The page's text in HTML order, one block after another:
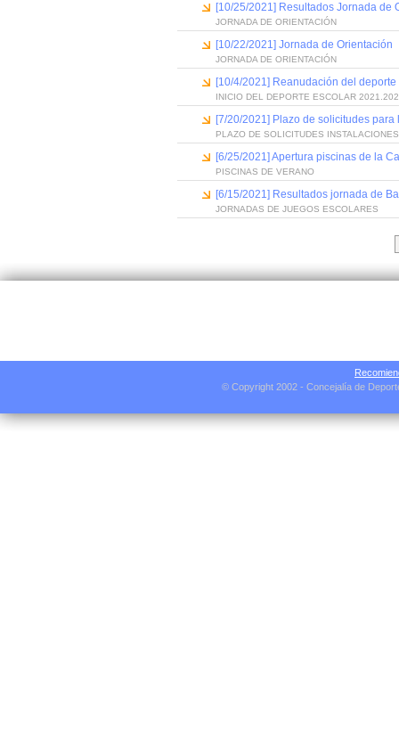
[10/25/2021] Resultados Jornada de
JORNADA DE ORIENTACIÓN
[10/22/2021] Jornada de Orientación
JORNADA DE ORIENTACIÓN
[10/4/2021] Reanudación del
INICIO DEL DEPORTE ESCOLAR
[7/20/2021] Plazo de solicitudes
PLAZO DE SOLICITUDES
[6/25/2021] Apertura piscinas de la
PISCINAS DE VERANO
[6/15/2021] Resultados jornada de
JORNADAS DE JUEGOS ESCOLARES
© Copyright 2002 - Concejalía de